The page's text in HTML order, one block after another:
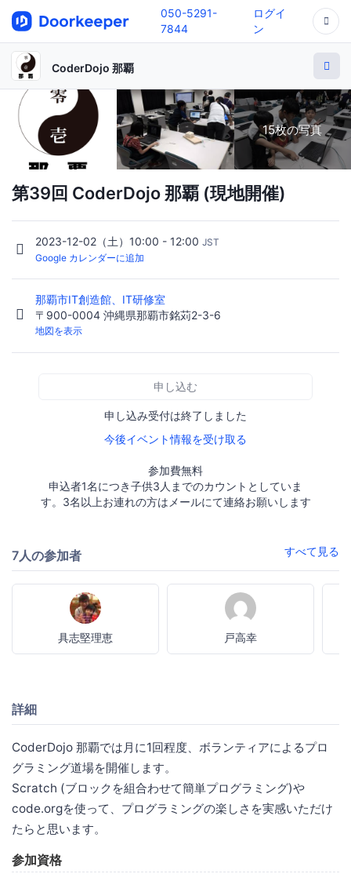
050-5291-
7844
ログイ
ン
CoderDojo 那覇
15枚の写真
第39回 CoderDojo 那覇 (現地開催)
2023-12-02（土）10:00 - 12:00 JST
Google カレンダーに追加
那覇市IT創造館、IT研修室
〒900-0004 沖縄県那覇市銘苅2-3-6
地図を表示
申し込む
申し込み受付は終了しました
今後イベント情報を受け取る
参加費無料
申込者1名につき子供3人までのカウントとしていま
す。3名以上お連れの方はメールにて連絡お願いします
7人の参加者 すべて見る
具志堅理恵 戸高幸
詳細
CoderDojo 那覇では月に1回程度、ボランティアによるプロ
グラミング道場を開催します。
Scratch (ブロックを組合わせて簡単プログラミング)や
code.orgを使って、プログラミングの楽しさを実感いただけ
たらと思います。
参加資格